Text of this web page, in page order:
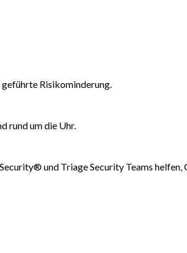
Risikominderung.
rund um die Uhr.
und Triage Security Teams helfen,